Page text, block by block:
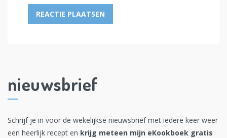
nieuwsbrief
Schrijf je in voor de wekelijkse nieuwsbrief met iedere keer weer
een heerlijk recept en krijg meteen mijn eKookboek gratis